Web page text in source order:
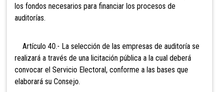
los fondos necesarios para financiar los procesos de
auditorías.
Artículo 40.- La selección de las empresas de auditoría se
realizará a través de una licitación pública a la cual deberá
convocar el Servicio Electoral, conforme a las bases que
elaborará su Consejo.